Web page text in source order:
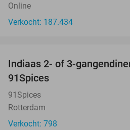
Online
Verkocht: 187.434
Indiaas 2- of 3-
91Spices
91Spices
Rotterdam
Verkocht: 798